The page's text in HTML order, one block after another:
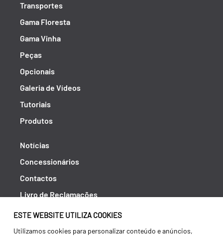
ESTE WEBSITE UTILIZA COOKIES
Utilizamos cookies para personalizar conteúdo e anúncios,
Transportes
Gama Floresta
Gama Vinha
Peças
Opcionais
Galeria de Vídeos
Tutoriais
Produtos
Notícias
Concessionários
Contactos
Livro de Reclamações
Política de Privacidade
Canal de Denúncias (RGPC)